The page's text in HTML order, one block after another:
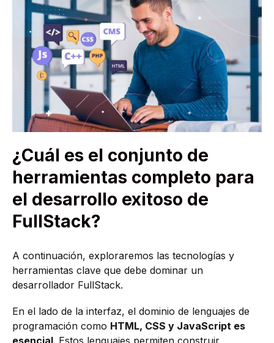
¿Cuál es el conjunto de
herramientas completo para
el desarrollo exitoso de
FullStack?
A continuación, exploraremos las tecnologías y
herramientas clave que debe dominar un
desarrollador FullStack.
En el lado de la interfaz, el dominio de lenguajes de
programación como HTML, CSS y JavaScript es
esencial. Estos lenguajes permiten construir